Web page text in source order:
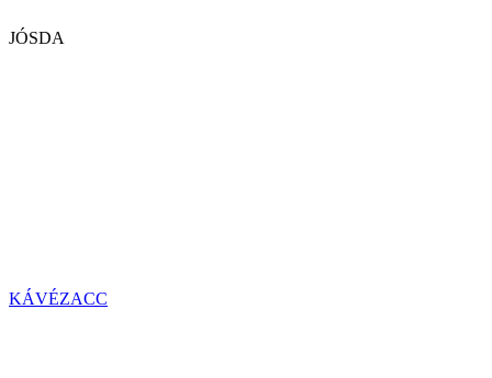
JÓSDA
KÁVÉZACC